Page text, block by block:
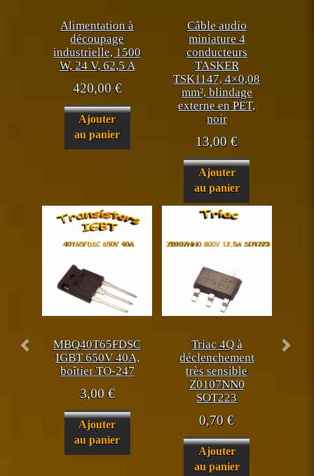
Alimentation à
découpage
industrielle, 1500
W, 24 V, 62,5 A
420,00€
Ajouter
au panier
Câble audio
miniature 4
conducteurs
TASKER
TSK1147, 4×0,08
mm², blindage
externe en PET,
noir
13,00€
Ajouter
au panier
MBQ40T65FDSC
IGBT 650V 40A,
boîtier TO-247
3,00€
Ajouter
au panier
Triac 4Q à
déclenchement
très sensible
Z0107NN0
SOT223
0,70€
Ajouter
au panier